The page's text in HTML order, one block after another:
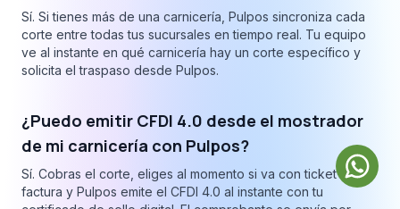
Sí. Si tienes más de una carnicería, Pulpos sincroniza cada
corte entre todas tus sucursales en tiempo real. Tu equipo
ve al instante en qué carnicería hay un corte específico y
solicita el traspaso desde Pulpos.
¿Puedo emitir CFDI 4.0 desde el mostrador
de mi carnicería con Pulpos?
Sí. Cobras el corte, eliges al momento si va con ticket o
factura y Pulpos emite el CFDI 4.0 al instante con tu